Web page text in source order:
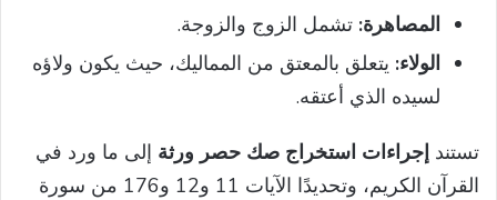
المصاهرة: تشمل الزوج والزوجة.
الولاء: يتعلق بالمعتق من المماليك، حيث يكون ولاؤه
لسيده الذي أعتقه.
تستند إجراءات استخراج صك حصر ورثة إلى ما ورد في
القرآن الكريم، وتحديدًا الآيات 11 و12 و176 من سورة